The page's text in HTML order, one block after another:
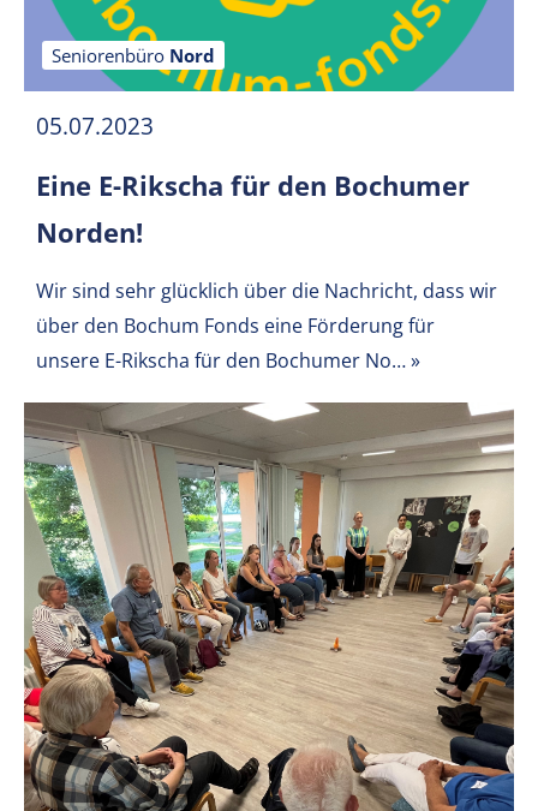
Seniorenbüro Nord
05.07.2023
Eine E-Rikscha für den Bochumer
Norden!
Wir sind sehr glücklich über die Nachricht, dass wir
über den Bochum Fonds eine Förderung für
unsere E-Rikscha für den Bochumer No…»